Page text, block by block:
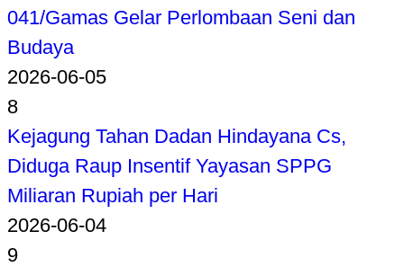
041/Gamas Gelar Perlombaan Seni dan
Budaya
2026-06-05
8
Kejagung Tahan Dadan Hindayana Cs,
Diduga Raup Insentif Yayasan SPPG
Miliaran Rupiah per Hari
2026-06-04
9